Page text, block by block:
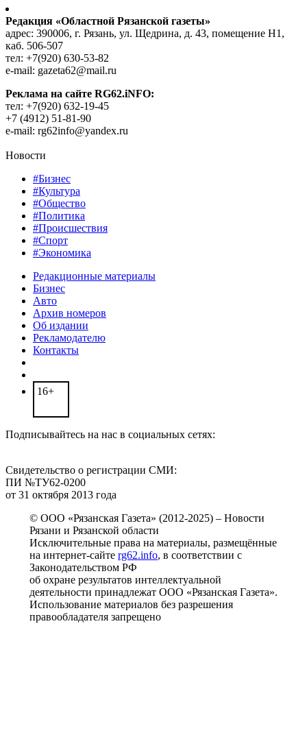
Редакция «Областной Рязанской газеты»
адрес: 390006, г. Рязань, ул. Щедрина, д. 43, помещение Н1,
каб. 506-507
тел: +7(920) 630-53-82
e-mail: gazeta62@mail.ru
Реклама на сайте RG62.iNFO:
тел: +7(920) 632-19-45
+7 (4912) 51-81-90
e-mail: rg62info@yandex.ru
Новости
#Бизнес
#Культура
#Общество
#Политика
#Происшествия
#Спорт
#Экономика
Редакционные материалы
Бизнес
Авто
Архив номеров
Об издании
Рекламодателю
Контакты
16+
Подписывайтесь на нас в социальных сетях:
Свидетельство о регистрации СМИ:
ПИ №ТУ62-0200
от 31 октября 2013 года
© ООО «Рязанская Газета» (2012-2025) – Новости
Рязани и Рязанской области
Исключительные права на материалы, размещённые
на интернет-сайте rg62.info, в соответствии с
Законодательством РФ
об охране результатов интеллектуальной
деятельности принадлежат ООО «Рязанская Газета».
Использование материалов без разрешения
правообладателя запрещено